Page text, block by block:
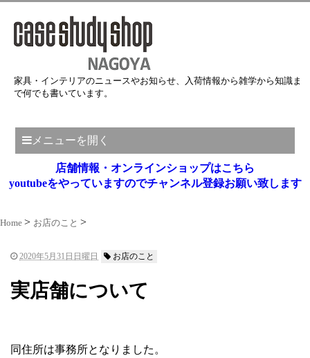
家具・インテリアのニュースやお知らせ、入荷情報から雑学から知識ま
で何でも書いています。
メニューを開く
店舗情報・オンラインショップはこちら
youtubeをやっていますのでチャンネル登録お願い致します
Home お店のこと
2020年5月31日日曜日 お店のこと
実店舗について
同住所は事務所となりました。